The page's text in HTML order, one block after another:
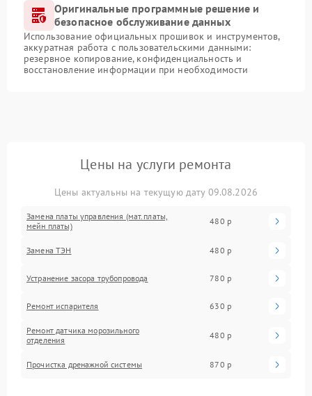
Оригинальные программные решение и
безопасное обслуживание данных
Использование официальных прошивок и инструментов,
аккуратная работа с пользовательскими данными:
резервное копирование, конфиденциальность и
восстановление информации при необходимости
Цены на услуги ремонта
Цены актуальны на текущую дату 09.08.2026
Замена платы управления (мат.платы,
мейн платы)
480 р
Замена ТЭН 480 р
Устранение засора трубопровода 780 р
Ремонт испарителя 630 р
Ремонт датчика морозильного
отделения
480 р
Прочистка дренажной системы 870 р